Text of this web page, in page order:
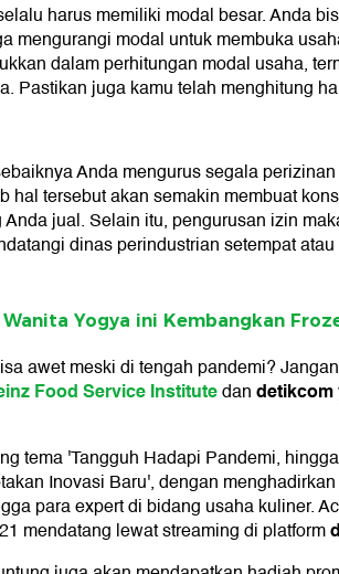
harus memiliki modal besar. Anda
mengurangi modal untuk membuka
dalam perhitungan modal usaha,
Pastikan juga kamu telah menghitung
Anda mengurus segala
hal tersebut akan semakin membuat
jual. Selain itu, pengurusan izin
dinas perindustrian setempat atau
Yogya ini Kembangkan
awet meski di tengah pandemi?
Food Service Institutedandetikcom
tema 'Tangguh Hadapi Pandemi,
Inovasi Baru', dengan
para expert di bidang usaha kuliner.
mendatang lewat streaming di platform